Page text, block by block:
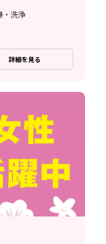
・洗浄
詳細を見る